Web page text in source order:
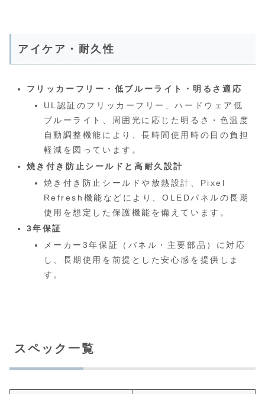
アイケア・耐久性
フリッカーフリー・低ブルーライト・明るさ適応
UL認証のフリッカーフリー、ハードウェア低
ブルーライト、周囲光に応じた明るさ・色温度
自動調整機能により、長時間使用時の目の負担
軽減を図っています。
焼き付き防止シールドと高耐久設計
焼き付き防止シールドや放熱設計、Pixel
Refresh機能などにより、OLEDパネルの長期
使用を想定した保護機能を備えています。
3年保証
メーカー3年保証（パネル・主要部品）に対応
し、長期使用を前提とした安心感を提供しま
す。
スペック一覧